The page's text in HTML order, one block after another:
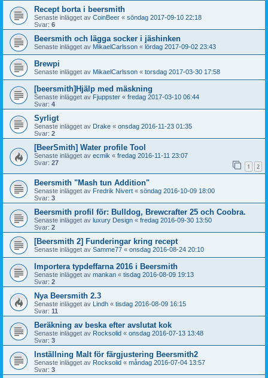
Recept borta i beersmith
Senaste inlägget av CoinBeer « söndag 2017-09-10 22:18
Svar: 6
Beersmith och lägga socker i jäshinken
Senaste inlägget av MikaelCarlsson « lördag 2017-09-02 23:43
Brewpi
Senaste inlägget av MikaelCarlsson « torsdag 2017-03-30 17:58
[beersmith]Hjälp med mäskning
Senaste inlägget av Fjuppster « fredag 2017-03-10 06:44
Svar: 4
Syrligt
Senaste inlägget av Drake « onsdag 2016-11-23 01:35
Svar: 2
[BeerSmith] Water profile Tool
Senaste inlägget av ecmik « fredag 2016-11-11 23:07
Svar: 27 1 2
Beersmith "Mash tun Addition"
Senaste inlägget av Fredrik Nivert « söndag 2016-10-09 18:00
Svar: 3
Beersmith profil för: Bulldog, Brewcrafter 25 och Coobra.
Senaste inlägget av luxury Design « fredag 2016-09-30 13:50
Svar: 2
[Beersmith 2] Funderingar kring recept
Senaste inlägget av Samme77 « onsdag 2016-08-24 20:10
Importera typdeffarna 2016 i Beersmith
Senaste inlägget av mankan « tisdag 2016-08-09 19:13
Svar: 2
Nya Beersmith 2.3
Senaste inlägget av Lindh « tisdag 2016-08-09 16:15
Svar: 11
Beräkning av beska efter avslutat kok
Senaste inlägget av Rocksolid « onsdag 2016-07-13 13:48
Svar: 3
Inställning Malt för färgjustering Beersmith2
Senaste inlägget av Rocksolid « måndag 2016-07-04 13:57
Svar: 3